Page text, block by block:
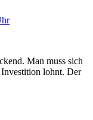
Man muss sich
Investition lohnt. Der